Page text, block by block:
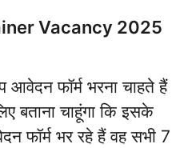
Vacancy 2025
फॉर्म भरना चाहते हैं
बताना चाहूंगा कि इसके
फॉर्म भर रहे हैं वह सभी 7